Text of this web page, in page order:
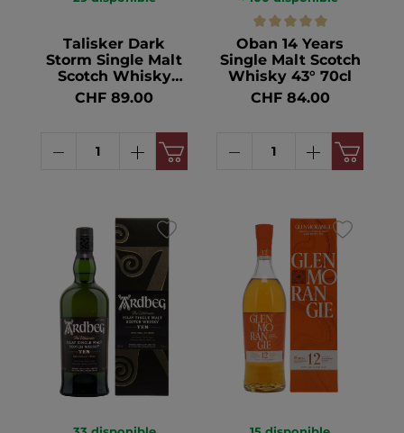
Talisker Dark
Storm Single Malt
Scotch Whisky
45.8° 1l
CHF 89.00
Oban 14 Years
Single Malt Scotch
Whisky 43° 70cl
CHF 84.00